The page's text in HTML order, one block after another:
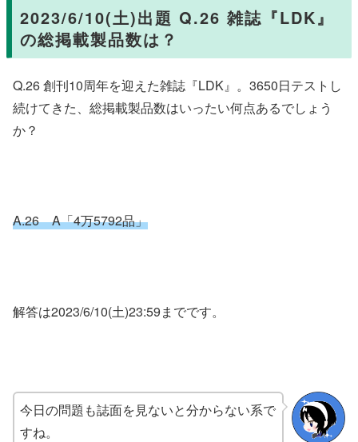
2023/6/10(土)出題 Q.26 雑誌『LDK』
の総掲載製品数は？
Q.26 創刊10周年を迎えた雑誌『LDK』。3650日テストし
続けてきた、総掲載製品数はいったい何点あるでしょう
か？
A.26 A「4万5792品」
解答は2023/6/10(土)23:59までです。
今日の問題も誌面を見ないと分からない系で
すね。